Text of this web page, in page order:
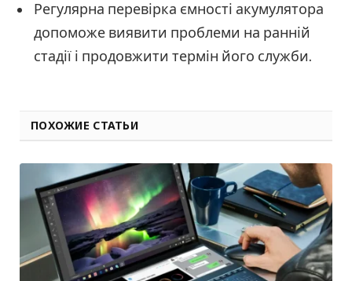
Регулярна перевірка ємності акумулятора
допоможе виявити проблеми на ранній
стадії і продовжити термін його служби.
ПОХОЖИЕ СТАТЬИ